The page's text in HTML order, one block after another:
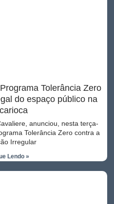
Tolerância Zero
do espaço público na
anunciou, nesta terça-
Tolerância Zero contra a
Irregular
Lendo »